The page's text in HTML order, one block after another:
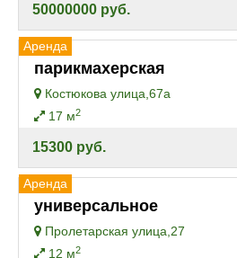
50000000 руб.
Аренда
парикмахерская
Костюкова улица,67а
17 м2
15300 руб.
Аренда
универсальное
Пролетарская улица,27
12 м2